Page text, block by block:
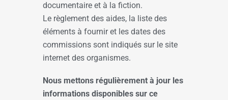
documentaire et à la fiction.
Le règlement des aides, la liste des
éléments à fournir et les dates des
commissions sont indiqués sur le site
internet des organismes.
Nous mettons régulièrement à jour les
informations disponibles sur ce